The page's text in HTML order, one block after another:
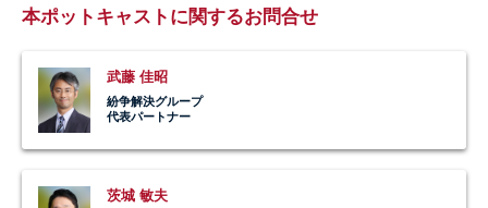
本ポットキャストに関するお問合せ
武藤 佳昭
紛争解決グループ
代表パートナー
茨城 敏夫